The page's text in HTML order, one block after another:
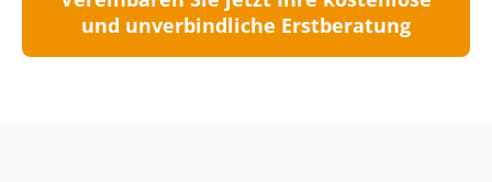
und unverbindliche Erstberatung